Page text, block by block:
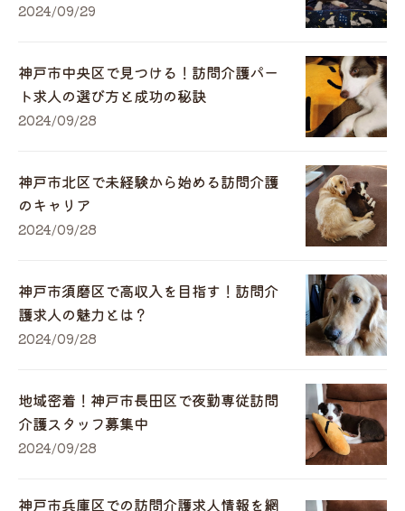
2024/09/29
神戸市中央区で見つける！訪問介護パー
ト求人の選び方と成功の秘訣
2024/09/28
神戸市北区で未経験から始める訪問介護
のキャリア
2024/09/28
神戸市須磨区で高収入を目指す！訪問介
護求人の魅力とは？
2024/09/28
地域密着！神戸市長田区で夜勤専従訪問
介護スタッフ募集中
2024/09/28
神戸市兵庫区での訪問介護求人情報を網